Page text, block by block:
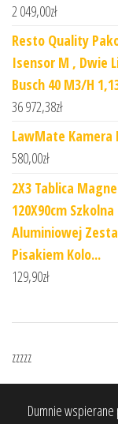
2 049,00zł
Resto Quality
Isensor M , Dwie
Busch 40 M3/H
36 972,38zł
LawMate Kamera
580,00zł
2X3 Tablica
120X90cm
Aluminiowej
Pisakiem Kolo...
129,90zł
zzzzz
Dumnie wspierane